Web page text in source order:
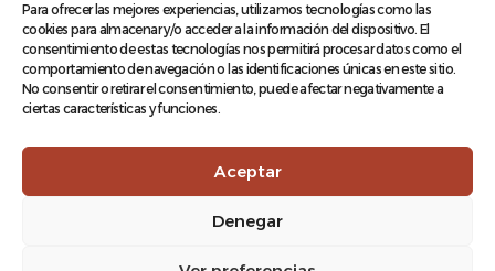
Para ofrecer las mejores experiencias, utilizamos tecnologías como las
cookies para almacenar y/o acceder a la información del dispositivo. El
consentimiento de estas tecnologías nos permitirá procesar datos como el
comportamiento de navegación o las identificaciones únicas en este sitio.
No consentir o retirar el consentimiento, puede afectar negativamente a
ciertas características y funciones.
Aceptar
Denegar